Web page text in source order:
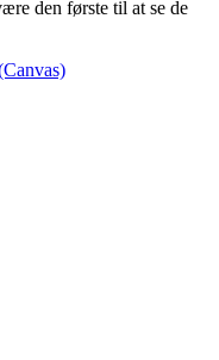
den første til at se de